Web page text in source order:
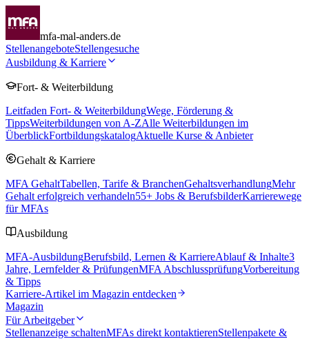
mfa-mal-anders.de
StellenangeboteStellengesuche
Ausbildung & Karriere
Fort- & Weiterbildung
Leitfaden Fort- & WeiterbildungWege, Förderung &
TippsWeiterbildungen von A-ZAlle Weiterbildungen im
ÜberblickFortbildungskatalogAktuelle Kurse & Anbieter
Gehalt & Karriere
MFA GehaltTabellen, Tarife & BranchenGehaltsverhandlungMehr
Gehalt erfolgreich verhandeln55+ Jobs & BerufsbilderKarrierewege
für MFAs
Ausbildung
MFA-AusbildungBerufsbild, Lernen & KarriereAblauf & Inhalte3
Jahre, Lernfelder & PrüfungenMFA AbschlussprüfungVorbereitung
& Tipps
Karriere-Artikel im Magazin entdecken
Magazin
Für Arbeitgeber
Stellenanzeige schaltenMFAs direkt kontaktierenStellenpakete &